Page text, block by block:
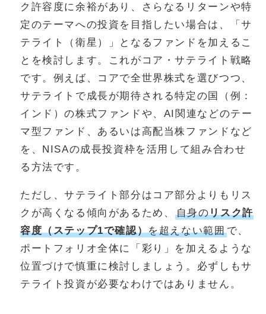
ク許容度に余裕があり、さらなるリターンや特
定のテーマへの投資を目指したい場合は、「サ
テライト（衛星）」となるファンドを加えるこ
とを検討します。これがコア・サテライト戦略
です。例えば、コアで全世界株式を選びつつ、
サテライトで成長が期待される特定の国（例：
インド）の株式ファンドや、AI関連などのテー
マ型ファンド、あるいは高配当株ファンドなど
を、NISAの成長投資枠を活用して組み合わせ
る方法です。
ただし、サテライト部分はコア部分よりもリス
クが高くなる傾向があるため、
自身のリスク許
容度（ステップ1で確認）を超えない範囲で、
ポートフォリオ全体に「彩り」を加えるような
位置づけで慎重に検討しましょう。必ずしもサ
テライト投資が必要なわけではありません。